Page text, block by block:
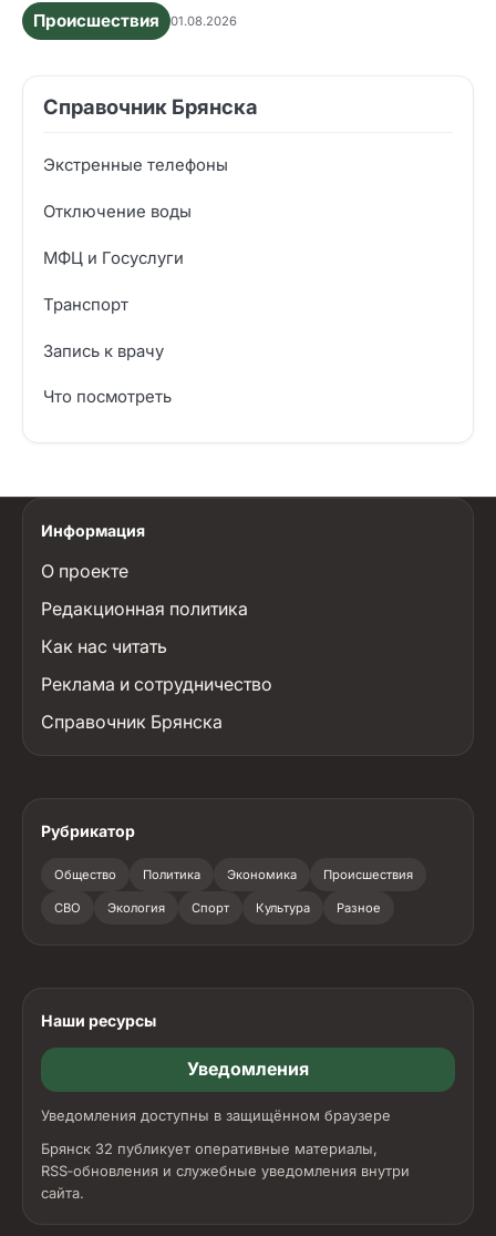
Происшествия
01.08.2026
Справочник Брянска
Экстренные телефоны
Отключение воды
МФЦ и Госуслуги
Транспорт
Запись к врачу
Что посмотреть
Информация
О проекте
Редакционная политика
Как нас читать
Реклама и сотрудничество
Справочник Брянска
Рубрикатор
Общество Политика Экономика Происшествия
СВО Экология Спорт Культура Разное
Наши ресурсы
Уведомления
Уведомления доступны в защищённом браузере
Брянск 32 публикует оперативные материалы,
RSS‑обновления и служебные уведомления внутри
сайта.